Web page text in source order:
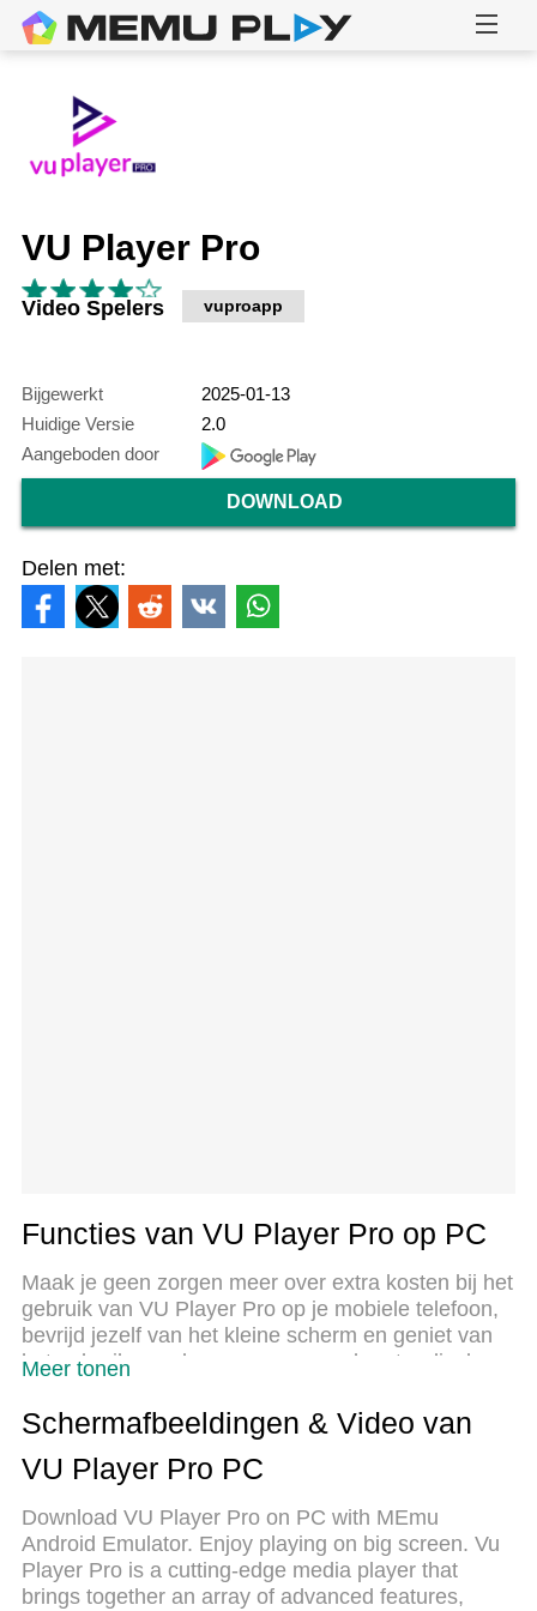
VU Player Pro
Video Spelers vuproapp
Bijgewerkt
2025-01-13
Huidige Versie
2.0
Aangeboden door
DOWNLOAD
Delen met:
Functies van VU Player Pro op PC
Maak je geen zorgen meer over extra kosten bij het
gebruik van VU Player Pro op je mobiele telefoon,
bevrijd jezelf van het kleine scherm en geniet van
het gebruik van de app op een veel groter display.
app met toetsenbord en muis. MEmu biedt je alle
verrassende functies die je verwachtte: snelle
installatie en eenvoudige configuratie, intuïtieve
mobiele data en storende oproepen. De
gloednieuwe MEmu 9 is de beste keuze voor het
gebruik van VU Player Pro op je computer. MEmu
multi-instance manager maakt het mogelijk om
Meer tonen
Schermafbeeldingen & Video van
VU Player Pro PC
Download VU Player Pro on PC with MEmu
Android Emulator. Enjoy playing on big screen. Vu
Player Pro is a cutting-edge media player that
brings together an array of advanced features,